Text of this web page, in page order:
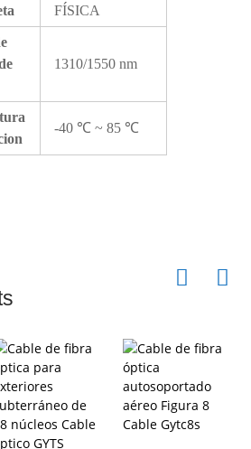
FÍSICA
1310/1550 nm
-40 ℃ ~ 85 ℃